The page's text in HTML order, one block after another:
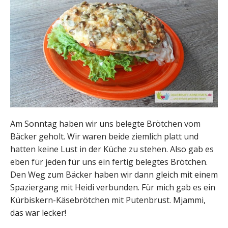
Am Sonntag haben wir uns belegte Brötchen vom
Bäcker geholt. Wir waren beide ziemlich platt und
hatten keine Lust in der Küche zu stehen. Also gab es
eben für jeden für uns ein fertig belegtes Brötchen.
Den Weg zum Bäcker haben wir dann gleich mit einem
Spaziergang mit Heidi verbunden. Für mich gab es ein
Kürbiskern-Käsebrötchen mit Putenbrust. Mjammi,
das war lecker!